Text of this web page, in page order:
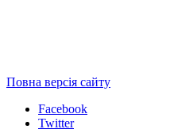
Повна версія сайту
Facebook
Twitter